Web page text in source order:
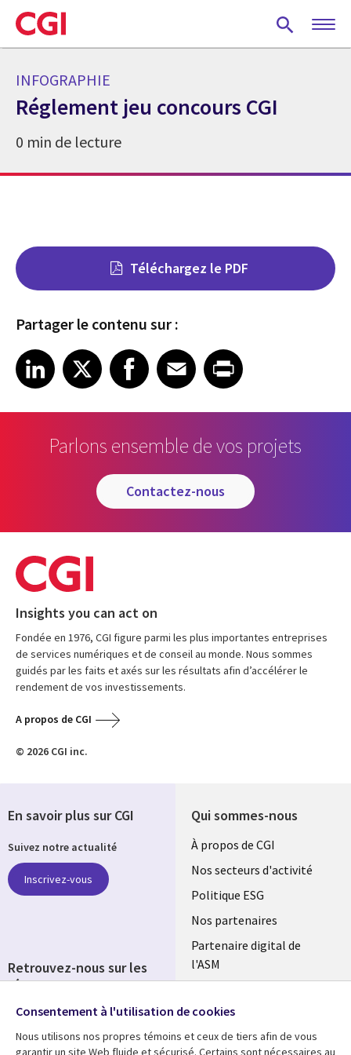
Skip
to
main
INFOGRAPHIE
Réglement jeu concours CGI
0 min de lecture
Téléchargez le PDF
Partager le contenu sur :
Share on LinkedIn
LinkedIn
Share on X Share on Facebook
Facebook
Share on EmailEmailShare on Print
Parlons ensemble de vos projets
contactez-nous
Insights you can act on
Fondée en 1976, CGI figure parmi les plus importantes entreprises
de services numériques et de conseil au monde. Nous sommes
guidés par les faits et axés sur les résultats afin d’accélérer le
rendement de vos investissements.
A propos de CGI
© 2026 CGI inc.
Qui sommes-nous
Useful
links
FRANCE
À propos de CGI
Nos secteurs d'activité
Politique ESG
Nos partenaires
Partenaire digital de
l'ASM
Fusions
En savoir plus sur CGI
Suivez notre actualité
Inscrivez-vous
Retrouvez-nous sur les
réseaux
Social
Media
FRANCE
Consentement à l'utilisation de cookies
Nous utilisons nos propres témoins et ceux de tiers afin de vous
garantir un site Web fluide et sécurisé. Certains sont nécessaires au